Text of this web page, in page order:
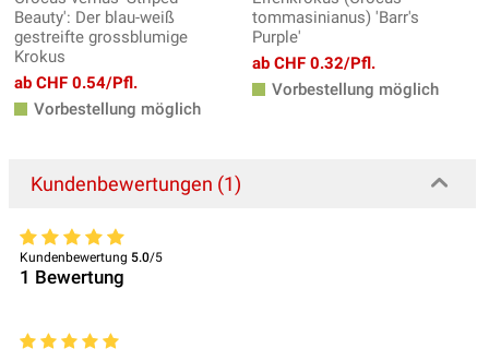
Beauty': Der blau-weiß
gestreifte grossblumige
Krokus
ab CHF 0.54/Pfl.
Vorbestellung möglich
tommasinianus) 'Barr's
Purple'
ab CHF 0.32/Pfl.
Vorbestellung möglich
Kundenbewertungen (1)
Kundenbewertung 5.0/5
1 Bewertung